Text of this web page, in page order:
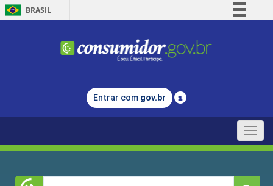
BRASIL
Comunica BR
Legislação
Entrar com gov.br
Toggle